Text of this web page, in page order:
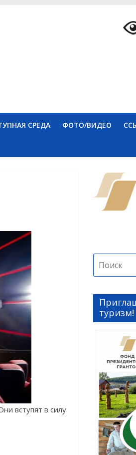
СРЕДА ФОТО/ВИДЕО
вступят в силу
туризм!